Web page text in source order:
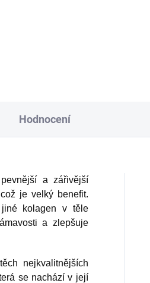
Hodnocení
a zářivější
je velký benefit.
kolagen v těle
a zlepšuje
nejkvalitnějších
se nachází v její